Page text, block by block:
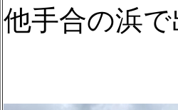
他手合の浜